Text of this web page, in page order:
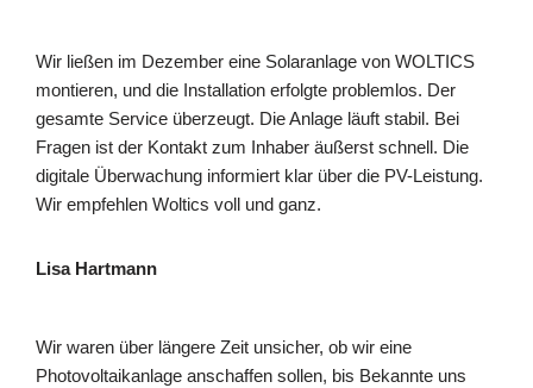
Wir ließen im Dezember eine Solaranlage von WOLTICS
montieren, und die Installation erfolgte problemlos. Der
gesamte Service überzeugt. Die Anlage läuft stabil. Bei
Fragen ist der Kontakt zum Inhaber äußerst schnell. Die
digitale Überwachung informiert klar über die PV-Leistung.
Wir empfehlen Woltics voll und ganz.
Lisa Hartmann
Wir waren über längere Zeit unsicher, ob wir eine
Photovoltaikanlage anschaffen sollen, bis Bekannte uns